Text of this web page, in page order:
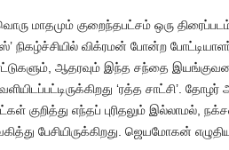
மாதமும் குறைந்தபட்சம் ஒரு திரைப்படம்
நிகழ்ச்சியில் விக்ரமன் போன்ற
ஆதரவும் இந்த சந்தை இயங்குவதை
‘ரத்த சாட்சி’. தோழர்
குறித்து எந்தப் புரிதலும் இல்லாமல்,
பேசியிருக்கிறது. ஜெயமோகன்